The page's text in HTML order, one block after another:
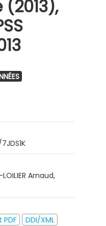
Arnaud,
DDI/XML